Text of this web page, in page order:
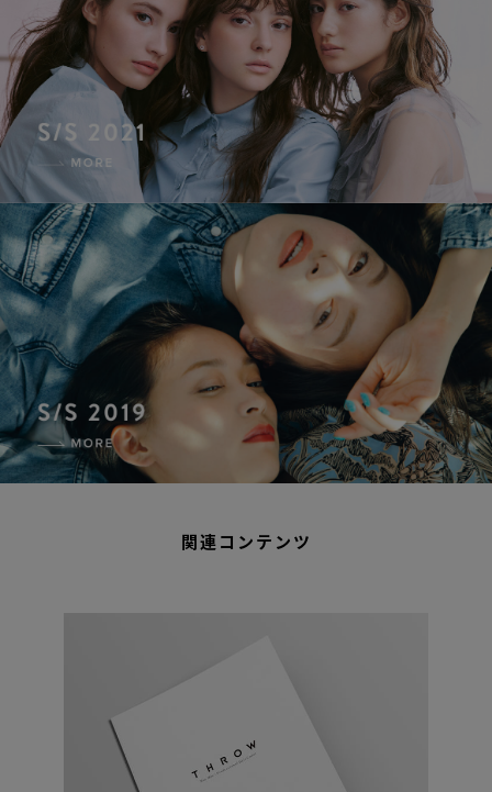
関連コンテンツ